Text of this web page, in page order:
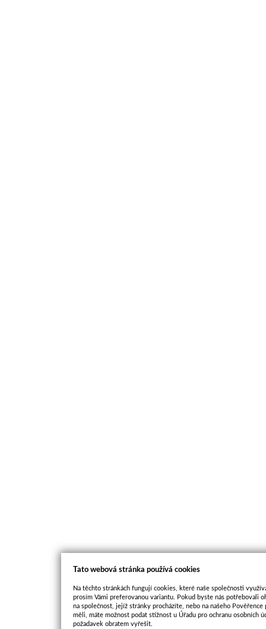
Tato webová stránka používá cookies
Na těchto stránkách fungují cookies, které naše společnosti
prosím Vámi preferovanou variantu. Pokud byste nás potřebovali
na společnost, jejíž stránky procházíte, nebo na našeho
měli, máte možnost podat stížnost u Úřadu pro ochranu osobních
požadavek obratem vyřešit.